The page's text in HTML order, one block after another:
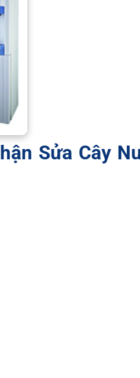
Sửa Cây